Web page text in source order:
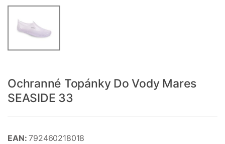
Ochranné Topánky Do Vody Mares
SEASIDE 33
EAN: 792460218018